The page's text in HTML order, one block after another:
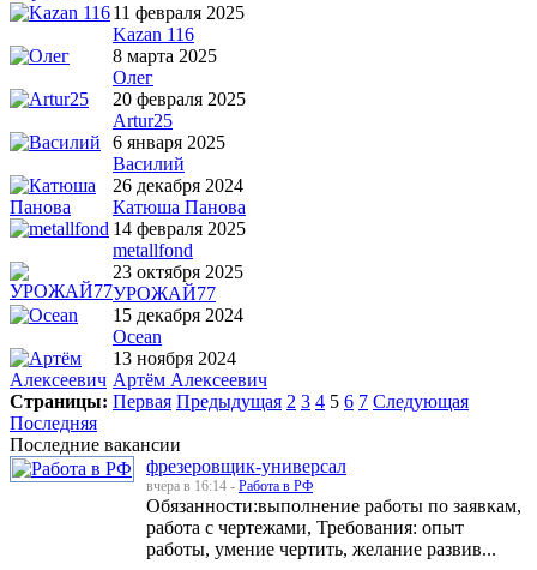
11 февраля 2025
Kazan 116
8 марта 2025
Олег
20 февраля 2025
Artur25
6 января 2025
Василий
26 декабря 2024
Катюша Панова
14 февраля 2025
metallfond
23 октября 2025
УРОЖАЙ77
15 декабря 2024
Ocean
13 ноября 2024
Артём Алексеевич
Страницы: Первая Предыдущая 2 3 4 5 6 7 Следующая
Последняя
Последние вакансии
фрезеровщик-универсал
вчера в 16:14 - Работа в РФ
Обязанности:выполнение работы по заявкам,
работа с чертежами, Требования: опыт
работы, умение чертить, желание развив...